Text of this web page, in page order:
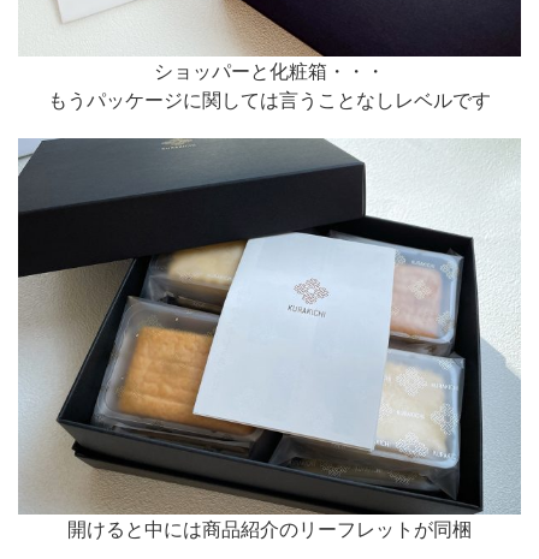
ショッパーと化粧箱・・・
もうパッケージに関しては言うことなしレベルです
開けると中には商品紹介のリーフレットが同梱